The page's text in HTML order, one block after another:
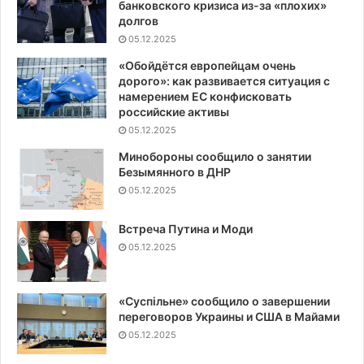
банковского кризиса из-за «плохих»
долгов
05.12.2025
«Обойдётся европейцам очень
дорого»: как развивается ситуация с
намерением ЕС конфисковать
российские активы
05.12.2025
Минобороны сообщило о занятии
Безымянного в ДНР
05.12.2025
Встреча Путина и Моди
05.12.2025
«Суспiльне» сообщило о завершении
переговоров Украины и США в Майами
05.12.2025